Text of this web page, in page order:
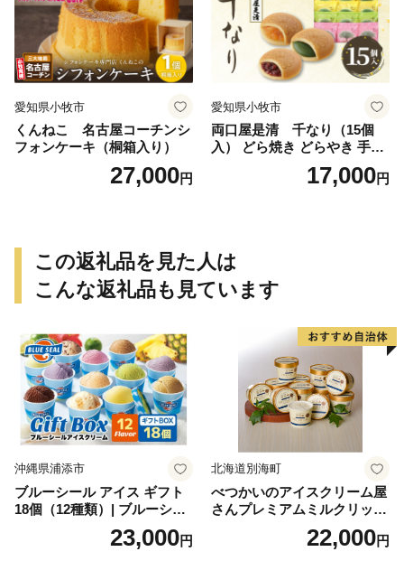
愛知県小牧市
くんねこ 名古屋コーチンシ
フォンケーキ（桐箱入り）
27,000円
愛知県小牧市
両口屋是清 千なり（15個
入） どら焼き どらやき 手土
産 お土産 土産 丹波大納言小
豆 抹茶 林檎 りんご 慶事 お
17,000円
この返礼品を見た人は
こんな返礼品も見ています
沖縄県浦添市
ブルーシール アイス ギフト
18個（12種類）| ブルーシー
ルアイス ブルーシールアイ
スクリーム 着日指定可能 送
23,000円
北海道別海町
べつかいのアイスクリーム屋
さんプレミアムミルクリッチ
12個（AP-01）（ 北海道アイ
ス 北海道産アイス アイス ア
22,000円